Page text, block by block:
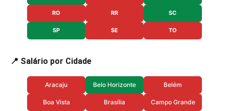
RO RR SC
SP SE TO
📍 Salário por Cidade
Aracaju Belo Horizonte Belém
Boa Vista Brasília Campo Grande